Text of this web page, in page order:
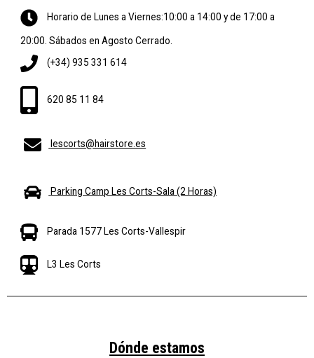
Horario de Lunes a Viernes:10:00 a 14:00 y de 17:00 a
20:00. Sábados en Agosto Cerrado.
(+34) 935 331 614
620 85 11 84
lescorts@hairstore.es
Parking Camp Les Corts-Sala (2 Horas)
Parada 1577 Les Corts-Vallespir
L3 Les Corts
Dónde estamos